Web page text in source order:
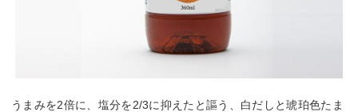
うまみを2倍に、塩分を2/3に抑えたと謳う、白だしと琥珀色たま